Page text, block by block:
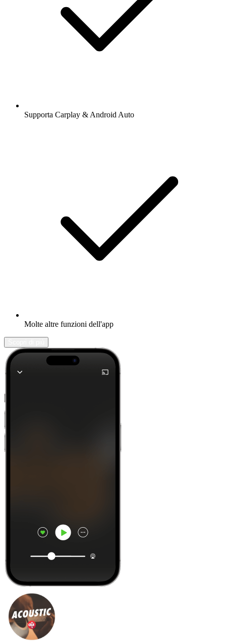
Supporta Carplay & Android Auto
Molte altre funzioni dell'app